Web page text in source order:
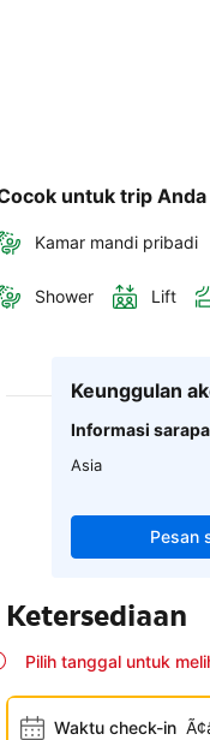
untuk trip Anda
Kamar mandi pribadi
Shower Lift
Keunggulan
Informasi
Asia
Pesan
Ketersediaan
Pilih tanggal untuk
Waktu check-in